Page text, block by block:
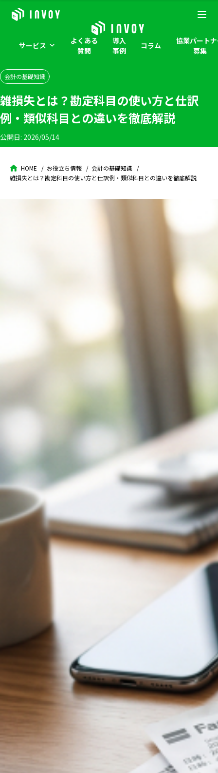
サービス
よくある
質問
導入
事例
コラム
協業パート
募集
会計の基礎知識
雑損失とは？勘定科目の使い方と仕訳
例・類似科目との違いを徹底解説
公開日: 2026/05/14
HOME お役立ち情報
会計の基礎知識
雑損失とは？勘定科目の使い方と仕訳例・類似科目との違いを徹底解説